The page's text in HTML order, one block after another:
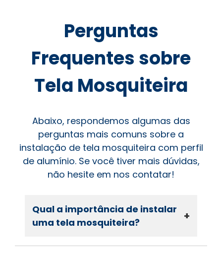
Perguntas
Frequentes sobre
Tela Mosquiteira
Abaixo, respondemos algumas das
perguntas mais comuns sobre a
instalação de tela mosquiteira com perfil
de alumínio. Se você tiver mais dúvidas,
não hesite em nos contatar!
Qual a importância de instalar
uma tela mosquiteira?
+